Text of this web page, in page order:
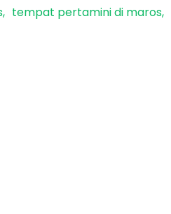
tempat pertamini di maros